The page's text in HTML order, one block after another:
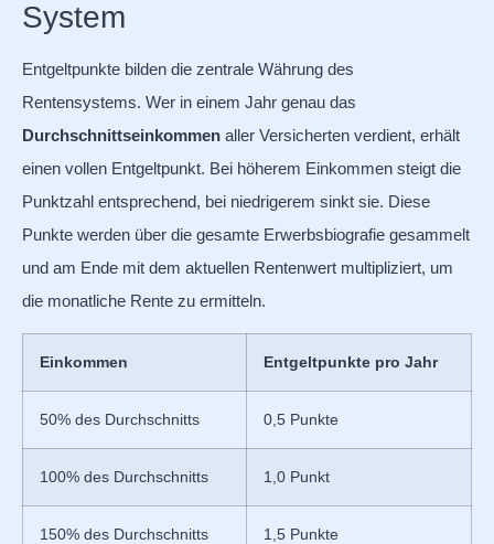
System
Entgeltpunkte bilden die zentrale Währung des
Rentensystems. Wer in einem Jahr genau das
Durchschnittseinkommen aller Versicherten verdient, erhält
einen vollen Entgeltpunkt. Bei höherem Einkommen steigt die
Punktzahl entsprechend, bei niedrigerem sinkt sie. Diese
Punkte werden über die gesamte Erwerbsbiografie gesammelt
und am Ende mit dem aktuellen Rentenwert multipliziert, um
die monatliche Rente zu ermitteln.
Einkommen Entgeltpunkte pro Jahr
50% des Durchschnitts 0,5 Punkte
100% des Durchschnitts 1,0 Punkt
150% des Durchschnitts 1,5 Punkte